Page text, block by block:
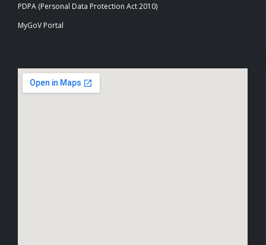
PDPA (Personal Data Protection Act 2010)
MyGoV Portal